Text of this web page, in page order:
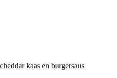
kaas en burgersaus